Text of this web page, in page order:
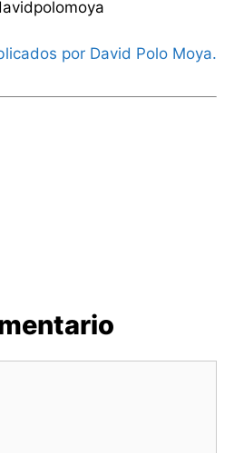
por David Polo Moya.